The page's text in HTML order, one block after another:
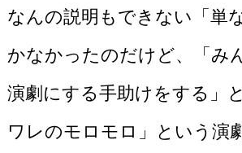
なんの説明もできない「単
かなかったのだけど、「み
演劇にする手助けをする」
ワレのモロモロ」という演